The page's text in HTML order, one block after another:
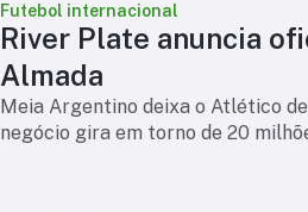
Futebol internacional
River Plate anuncia
Almada
Meia Argentino deixa o Atlético
negócio gira em torno de 20